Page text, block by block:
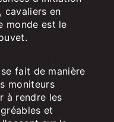
cavaliers en
monde est le
fait de manière
moniteurs
à rendre les
et